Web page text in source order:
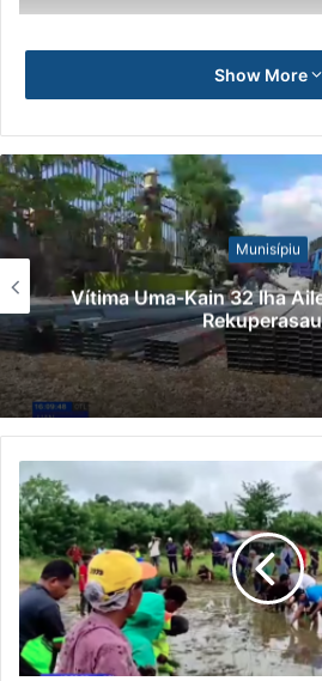
Show More
Munisípiu
Vítima Uma-Kain 32 Iha